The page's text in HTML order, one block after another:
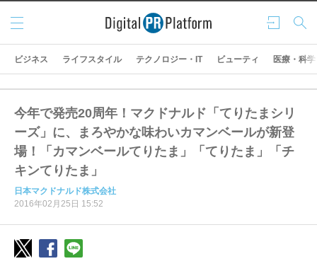
ログ
イン
検索
メニ
ュー
ビジネス ライフスタイル テクノロジー・IT ビューティ 医療・科学
今年で発売20周年！マクドナルド「てりたまシリ
ーズ」に、まろやかな味わいカマンベールが新登
場！「カマンベールてりたま」「てりたま」「チ
キンてりたま」
日本マクドナルド株式会社
2016年02月25日 15:52